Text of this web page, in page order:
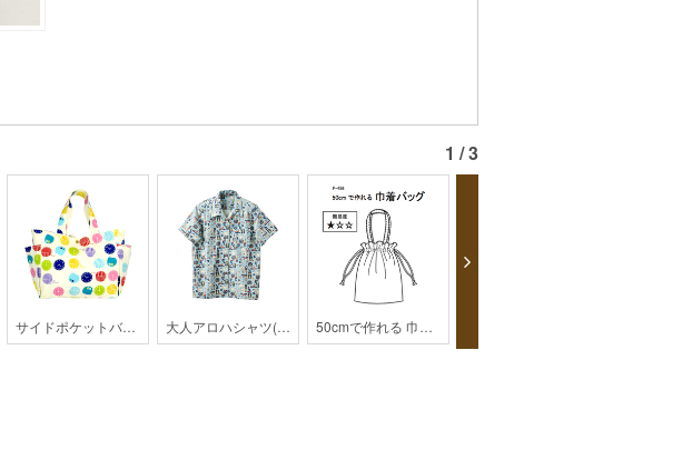
1 / 3
サイドポケットバッグ【201701c】 大人アロハシャツ(レディス)【HK01-2403】 50cmで作れる 巾着バッグ【F456 】